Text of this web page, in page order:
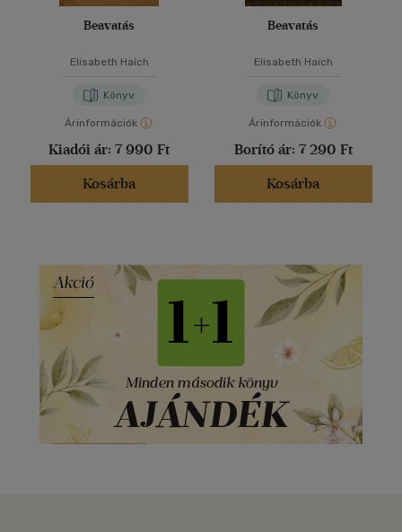
Beavatás
Elisabeth Haich
Könyv
Árinformációk
Kiadói ár: 7 990 Ft
Kosárba
Beavatás
Elisabeth Haich
Könyv
Árinformációk
Borító ár: 7 290 Ft
Kosárba